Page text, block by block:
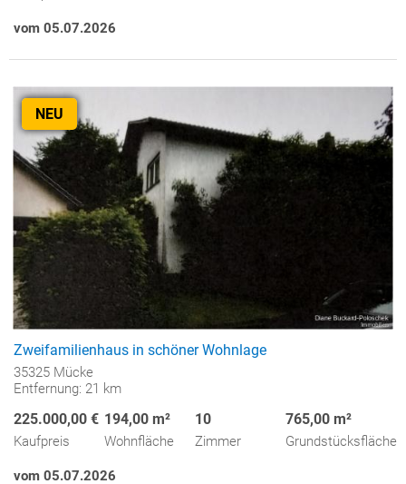
vom 05.07.2026
NEU
Zweifamilienhaus in schöner Wohnlage
35325 Mücke
Entfernung: 21 km
225.000,00 €
Kaufpreis
194,00 m²
Wohnfläche
10
Zimmer
765,00 m²
Grundstücksfläche
vom 05.07.2026